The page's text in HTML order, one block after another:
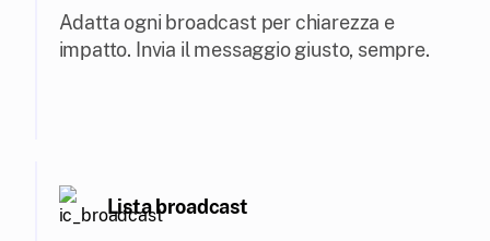
Adatta ogni broadcast per chiarezza e
impatto. Invia il messaggio giusto, sempre.
Lista broadcast